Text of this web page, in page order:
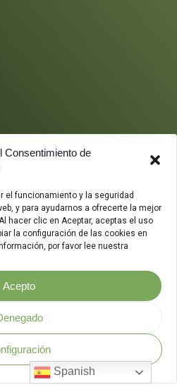
Consentimiento de
el funcionamiento y la seguridad
y para ayudarnos a ofrecerte la mejor
hacer clic en Aceptar, aceptas el uso
la configuración de las cookies en
por favor lee nuestra
Acepto
de Seguridad
Spanish